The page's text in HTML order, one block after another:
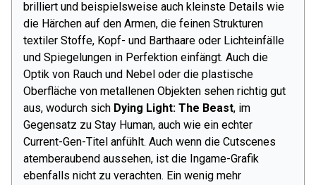
brilliert und beispielsweise auch kleinste Details wie
die Härchen auf den Armen, die feinen Strukturen
textiler Stoffe, Kopf- und Barthaare oder Lichteinfälle
und Spiegelungen in Perfektion einfängt. Auch die
Optik von Rauch und Nebel oder die plastische
Oberfläche von metallenen Objekten sehen richtig gut
aus, wodurch sich Dying Light: The Beast, im
Gegensatz zu Stay Human, auch wie ein echter
Current-Gen-Titel anfühlt. Auch wenn die Cutscenes
atemberaubend aussehen, ist die Ingame-Grafik
ebenfalls nicht zu verachten. Ein wenig mehr